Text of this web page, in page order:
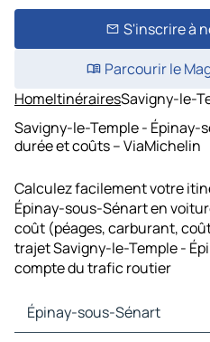
S'inscrire à
Parcourir le
HomeItinérairesSavigny-le-
Savigny-le-Temple -
durée et coûts – ViaMichelin
Calculez facilement votre
Épinay-sous-Sénart en
coût (péages, carburant,
trajet Savigny-le-Temple -
compte du trafic routier
Épinay-sous-Sénart